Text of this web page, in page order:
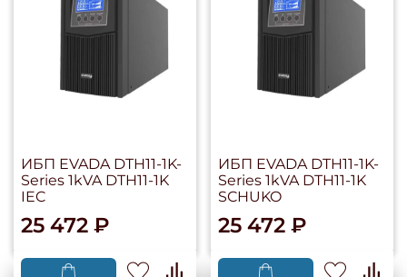
ИБП EVADA DTH11-1K-
Series 1kVA DTH11-1K
IEC
25 472 ₽
ИБП EVADA DTH11-1K-
Series 1kVA DTH11-1K
SCHUKO
25 472 ₽